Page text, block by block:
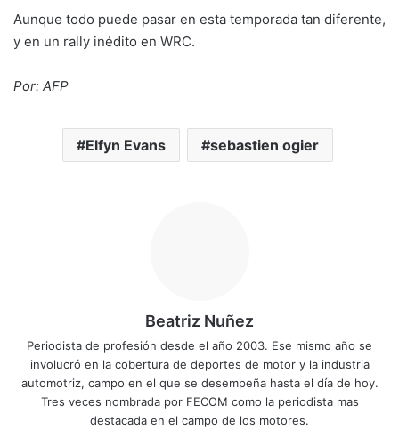
Aunque todo puede pasar en esta temporada tan diferente,
y en un rally inédito en WRC.
Por: AFP
Elfyn Evans sebastien ogier
Beatriz Nuñez
Periodista de profesión desde el año 2003. Ese mismo año se
involucró en la cobertura de deportes de motor y la industria
automotriz, campo en el que se desempeña hasta el día de hoy.
Tres veces nombrada por FECOM como la periodista mas
destacada en el campo de los motores.